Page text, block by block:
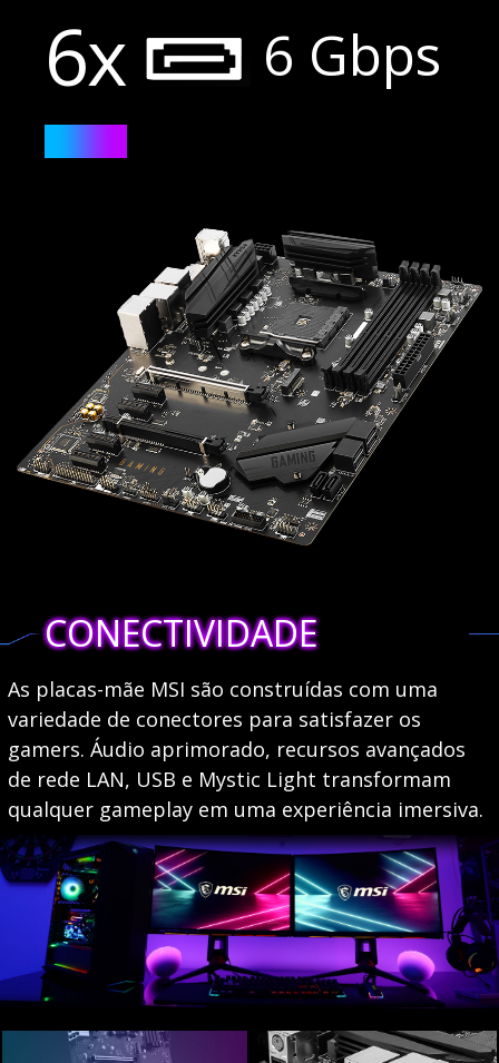
6x 6 Gbps
CONECTIVIDADE
As placas-mãe MSI são construídas com uma
variedade de conectores para satisfazer os
gamers. Áudio aprimorado, recursos avançados
de rede LAN, USB e Mystic Light transformam
qualquer gameplay em uma experiência imersiva.